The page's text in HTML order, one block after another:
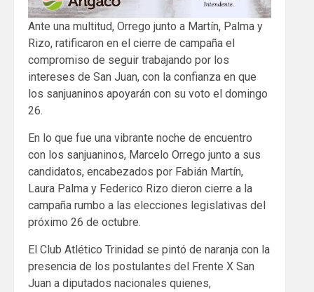
Ante una multitud, Orrego junto a Martín, Palma y
Rizo, ratificaron en el cierre de campaña el
compromiso de seguir trabajando por los
intereses de San Juan, con la confianza en que
los sanjuaninos apoyarán con su voto el domingo
26.
En lo que fue una vibrante noche de encuentro
con los sanjuaninos, Marcelo Orrego junto a sus
candidatos, encabezados por Fabián Martín,
Laura Palma y Federico Rizo dieron cierre a la
campaña rumbo a las elecciones legislativas del
próximo 26 de octubre.
El Club Atlético Trinidad se pintó de naranja con la
presencia de los postulantes del Frente X San
Juan a diputados nacionales quienes,